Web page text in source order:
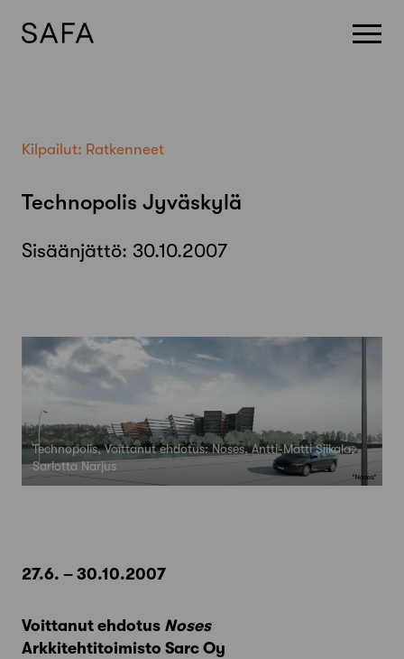
Kilpailut: Ratkenneet
Technopolis Jyväskylä
Sisäänjättö: 30.10.2007
Technopolis, Voittanut ehdotus: Noses, Antti-Matti Siikala,
Sarlotta Narjus
27.6. – 30.10.2007
Voittanut ehdotus Noses
Arkkitehtitoimisto Sarc Oy